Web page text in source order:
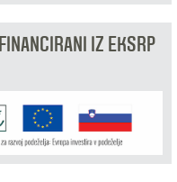
IZ EKSRP